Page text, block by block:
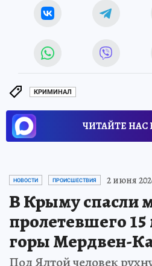
КРИМИНАЛ
ЧИТАЙТЕ НАС
НОВОСТИ ПРОИСШЕСТВИЯ 2 июня
В Крыму спасли
пролетевшего 15
горы Мердвен-
Под Ялтой человек